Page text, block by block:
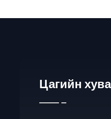
Цагийн